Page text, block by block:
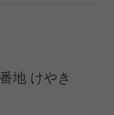
地 けやき